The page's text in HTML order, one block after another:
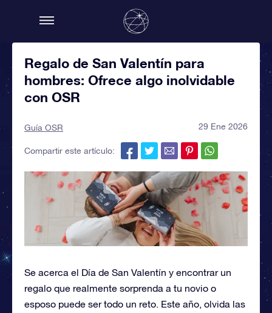
Regalo de San Valentín para
hombres: Ofrece algo inolvidable
con OSR
Guía OSR 29 Ene 2026
Compartir este artículo:
Se acerca el Día de San Valentín y encontrar un
regalo que realmente sorprenda a tu novio o
esposo puede ser todo un reto. Este año, olvida las